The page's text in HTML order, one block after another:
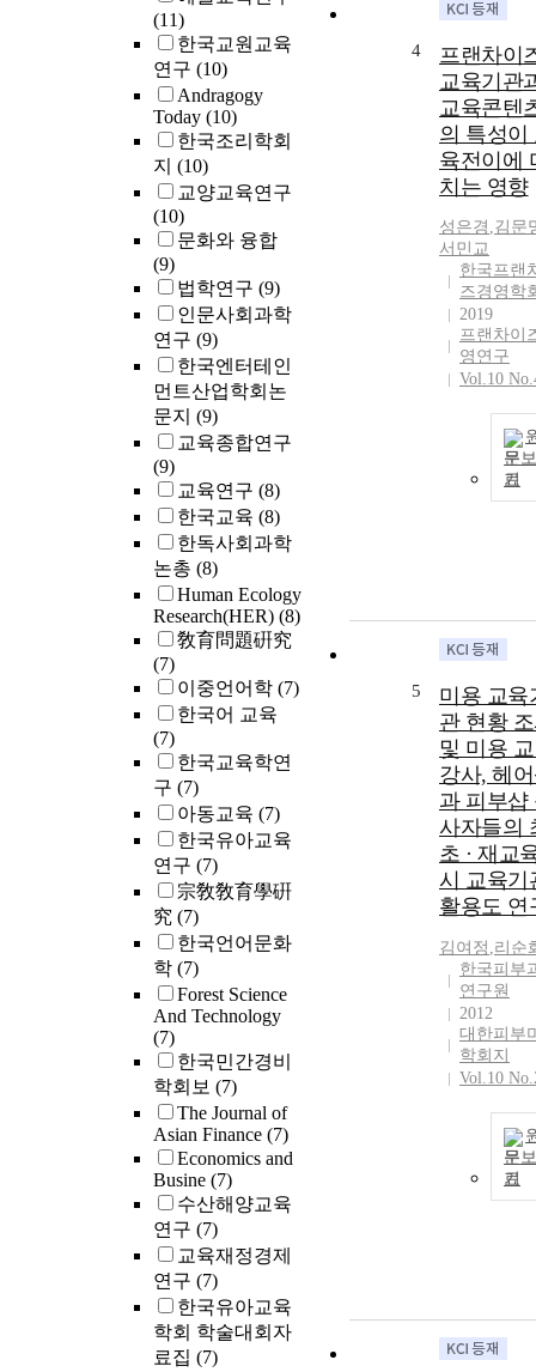
(11)
한국교원교육
연구 (10)
Andragogy
Today (10)
한국조리학회
지 (10)
교양교육연구
(10)
문화와 융합
(9)
법학연구 (9)
인문사회과학
연구 (9)
한국엔터테인
먼트산업학회논
문지 (9)
교육종합연구
(9)
교육연구 (8)
한국교육 (8)
한독사회과학
논총 (8)
Human Ecology
Research(HER) (8)
敎育問題硏究
(7)
이중언어학 (7)
한국어 교육
(7)
한국교육학연
구 (7)
아동교육 (7)
한국유아교육
연구 (7)
宗敎敎育學硏
究 (7)
한국언어문화
학 (7)
Forest Science
And Technology
(7)
한국민간경비
학회보 (7)
The Journal of
Asian Finance (7)
Economics and
Busine (7)
수산해양교육
연구 (7)
교육재정경제
연구 (7)
한국유아교육
학회 학술대회자
료집 (7)
published by
educational
research
and 1,023
published by
GFERI. The
published
were analyzed
according to
publication
category,
school level,
research type,
research focus.
Classification
publication
shows that the
number of
reports
in GFERI
LOERI
gap among the
LOERIs;
studies are 4
research
largest
studies are
317 out of
reports by
were in the
teaching and
learning field;
reports were
field of
and textbook,
262 reports
studies on
assessment.
cases out of a
of 683 research
educational
research
were
LOERI and
shows that the
4
프랜차이
교육기관
교육콘텐
의 특성이
육전이에
치는 영향
성은경 ,김문
서민교
한국프랜
즈경영학
2019
프랜차이
영연구
Vol.10
문보
기
5
미용 교육
관 현황
및 미용 교
강사, 헤
과 피부샵
사자들의
초 · 재교
시 교육기
활용도 연
김여정 ,리순
한국피부
연구원
2012
대한피부
학회지
Vol.10
문보
기